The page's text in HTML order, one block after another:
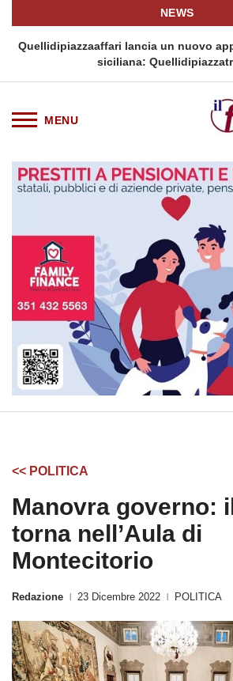
NEWS
Quellidipiazzaaffari lancia un nuovo
siciliana:
<< POLITICA
Manovra governo:
torna nell’Aula di
Montecitorio
Redazione 23 Dicembre 2022 POLITICA